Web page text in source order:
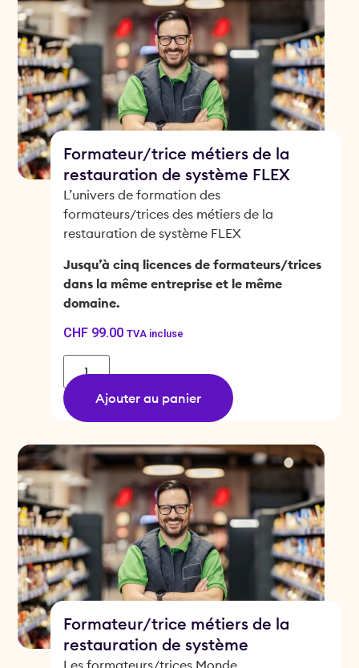
Formateur/trice métiers de la
restauration de système FLEX
L’univers de formation des
formateurs/trices des métiers de la
restauration de système FLEX
Jusqu’à cinq licences de formateurs/trices
dans la même entreprise et le même
domaine.
CHF99.00 TVA incluse
Ajouter au panier
Formateur/trice métiers de la
restauration de système
Les formateurs/trices Monde